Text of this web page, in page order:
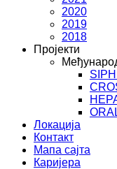
2020
2019
2018
Пројекти
Локација
Контакт
Мапа сајта
Каријера